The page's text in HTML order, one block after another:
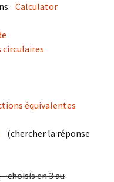
Calculator
circulaires
équivalentes
(chercher la réponse
choisis en 3 au